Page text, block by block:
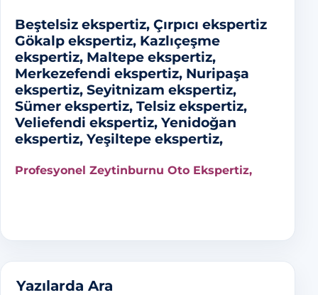
Beştelsiz ekspertiz, Çırpıcı ekspertiz
Gökalp ekspertiz, Kazlıçeşme
ekspertiz, Maltepe ekspertiz,
Merkezefendi ekspertiz, Nuripaşa
ekspertiz, Seyitnizam ekspertiz,
Sümer ekspertiz, Telsiz ekspertiz,
Veliefendi ekspertiz, Yenidoğan
ekspertiz, Yeşiltepe ekspertiz,
Profesyonel Zeytinburnu Oto Ekspertiz,
Yazılarda Ara